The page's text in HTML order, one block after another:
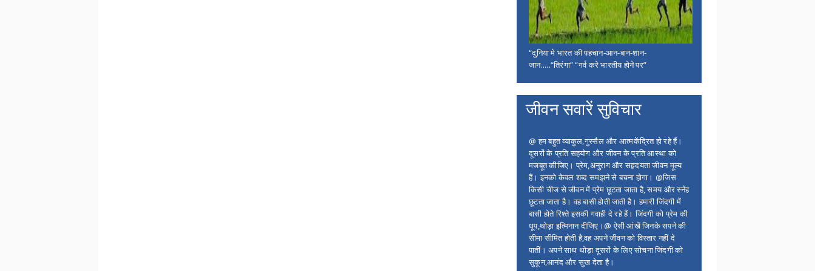
“दुनिया मे भारत की पहचान-आन-बान-शान-
जान.....“तिरंगा” “गर्व करे भारतीय होने पर”
जीवन सवारें सुविचार
@ हम बहुत व्याकुल,गुस्सैल और आत्मकेंद्रित हो रहे हैं।
दूसरों के प्रति सहयोग और जीवन के प्रति आस्था को
मजबूत कीजिए। प्रेम,अनुराग और सहृदयता जीवन मूल्य
हैं। इनको केवल शब्द समझने से बचना होगा। @जिस
किसी चीज से जीवन में प्रेम छूटता जाता है, समय और स्नेह
छूटता जाता है। वह बासी होती जाती है। हमारी जिंदगी में
बासी होते रिश्ते इसकी गवाही दे रहे हैं। जिंदगी को प्रेम की
धूप,थोड़ा इत्मिनान दीजिए।@ ऐसी आंखें जिनके सपने की
सीमा सीमित होती है,वह अपने जीवन को विस्तार नहीं दे
पातीं। अपने साथ थोड़ा दूसरों के लिए सोचना जिंदगी को
सुकून,आनंद और सुख देता है।